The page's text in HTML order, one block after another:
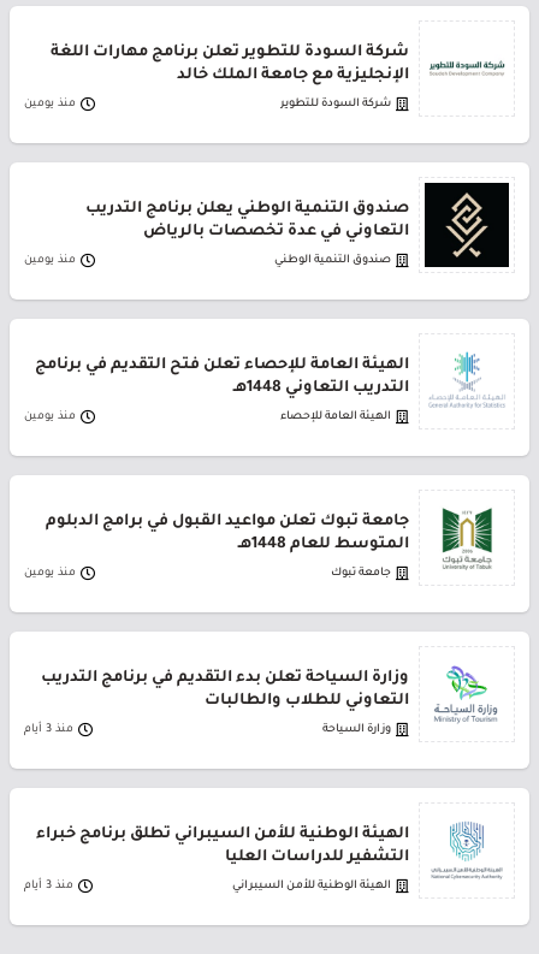
شركة السودة للتطوير تعلن برنامج مهارات اللغة
الإنجليزية مع جامعة الملك خالد
شركة السودة للتطوير منذ يومين
صندوق التنمية الوطني يعلن برنامج التدريب
التعاوني في عدة تخصصات بالرياض
صندوق التنمية الوطني منذ يومين
الهيئة العامة للإحصاء تعلن فتح التقديم في برنامج
التدريب التعاوني 1448هـ
الهيئة العامة للإحصاء منذ يومين
جامعة تبوك تعلن مواعيد القبول في برامج الدبلوم
المتوسط للعام 1448هـ
جامعة تبوك منذ يومين
وزارة السياحة تعلن بدء التقديم في برنامج التدريب
التعاوني للطلاب والطالبات
وزارة السياحة منذ 3 أيام
الهيئة الوطنية للأمن السيبراني تطلق برنامج خبراء
التشفير للدراسات العليا
الهيئة الوطنية للأمن السيبراني منذ 3 أيام